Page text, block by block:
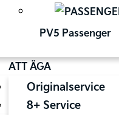
PV5 Passenger
ATT ÄGA
Originalservice
8+ Service